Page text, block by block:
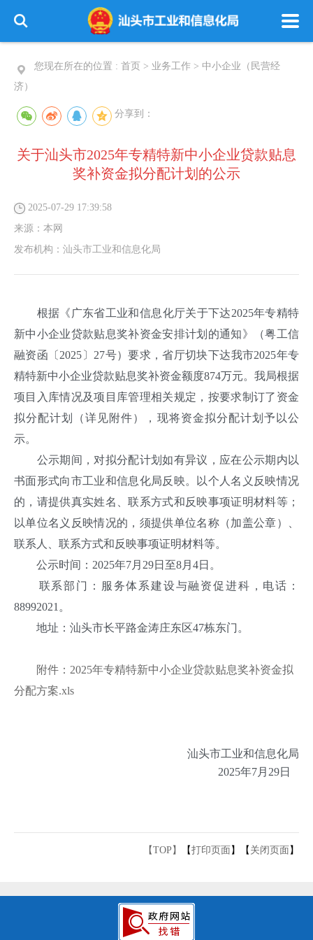
您现在所在的位置 : 首页 > 业务工作 > 中小企业（民营经
济）
分享到：
关于汕头市2025年专精特新中小企业贷款贴息
奖补资金拟分配计划的公示
2025-07-29 17:39:58
来源： 本网
发布机构： 汕头市工业和信息化局
根据《广东省工业和信息化厅关于下达2025年专精特
新中小企业贷款贴息奖补资金安排计划的通知》（粤工信
融资函〔2025〕27号）要求，省厅切块下达我市2025年专
精特新中小企业贷款贴息奖补资金额度874万元。我局根据
项目入库情况及项目库管理相关规定，按要求制订了资金
拟分配计划（详见附件），现将资金拟分配计划予以公
示。
公示期间，对拟分配计划如有异议，应在公示期内以
书面形式向市工业和信息化局反映。以个人名义反映情况
的，请提供真实姓名、联系方式和反映事项证明材料等；
以单位名义反映情况的，须提供单位名称（加盖公章）、
联系人、联系方式和反映事项证明材料等。
公示时间：2025年7月29日至8月4日。
联系部门：服务体系建设与融资促进科，电话：
88992021。
地址：汕头市长平路金涛庄东区47栋东门。
附件：2025年专精特新中小企业贷款贴息奖补资金拟
分配方案.xls
汕头市工业和信息化局
2025年7月29日
【TOP】 【打印页面 】【 关闭页面 】